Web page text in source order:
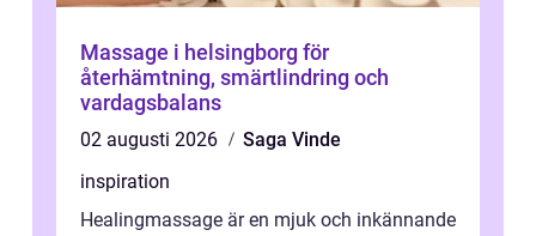
Massage i helsingborg för
återhämtning, smärtlindring och
vardagsbalans
02 augusti 2026
Saga Vinde
inspiration
Healingmassage är en mjuk och inkännande